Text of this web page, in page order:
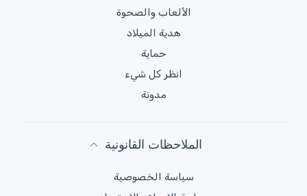
الألعاب والصحوة
هدية الميلاد
حماية
انظر كل شيء
مدونة
الملاحظات القانونية
سياسة الخصوصية